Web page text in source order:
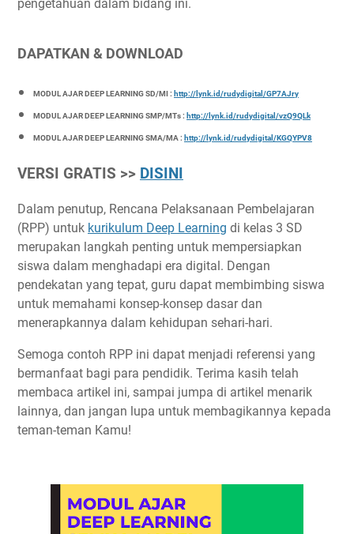
pengetahuan dalam bidang ini.
DAPATKAN & DOWNLOAD
MODUL AJAR DEEP LEARNING SD/MI : http://lynk.id/rudydigital/GP7AJry
MODUL AJAR DEEP LEARNING SMP/MTs : http://lynk.id/rudydigital/vzQ9QLk
MODUL AJAR DEEP LEARNING SMA/MA : http://lynk.id/rudydigital/KGQYPV8
VERSI GRATIS >> DISINI
Dalam penutup, Rencana Pelaksanaan Pembelajaran
(RPP) untuk kurikulum Deep Learning di kelas 3 SD
merupakan langkah penting untuk mempersiapkan
siswa dalam menghadapi era digital. Dengan
pendekatan yang tepat, guru dapat membimbing siswa
untuk memahami konsep-konsep dasar dan
menerapkannya dalam kehidupan sehari-hari.
Semoga contoh RPP ini dapat menjadi referensi yang
bermanfaat bagi para pendidik. Terima kasih telah
membaca artikel ini, sampai jumpa di artikel menarik
lainnya, dan jangan lupa untuk membagikannya kepada
teman-teman Kamu!